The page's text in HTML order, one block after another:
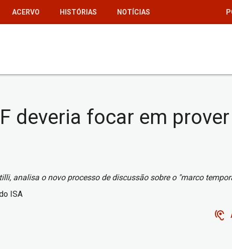
ACERVO HISTÓRIAS NOTÍCIAS
deveria focar em
analisa o novo processo de discussão sobre o "marco
ISA